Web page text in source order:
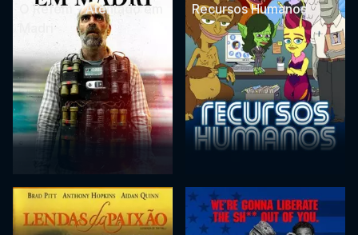
O Refém - Atentado em
Recursos Humanos